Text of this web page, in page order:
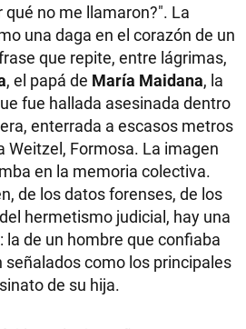
qué no me llamaron?". La
una daga en el corazón de un
que repite, entre lágrimas,
, el papá de María Maidana, la
fue hallada asesinada dentro
enterrada a escasos metros
Weitzel, Formosa. La imagen
en la memoria colectiva.
de los datos forenses, de los
hermetismo judicial, hay una
la de un hombre que confiaba
señalados como los principales
de su hija.